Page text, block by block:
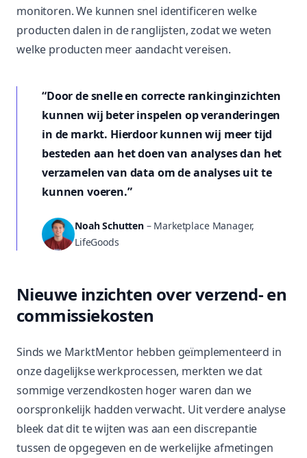
monitoren. We kunnen snel identificeren welke
producten dalen in de ranglijsten, zodat we weten
welke producten meer aandacht vereisen.
“Door de snelle en correcte rankinginzichten
kunnen wij beter inspelen op veranderingen
in de markt. Hierdoor kunnen wij meer tijd
besteden aan het doen van analyses dan het
verzamelen van data om de analyses uit te
kunnen voeren.”
Noah Schutten– Marketplace Manager,
LifeGoods
Nieuwe inzichten over verzend- en
commissiekosten
Sinds we MarktMentor hebben geïmplementeerd in
onze dagelijkse werkprocessen, merkten we dat
sommige verzendkosten hoger waren dan we
oorspronkelijk hadden verwacht. Uit verdere analyse
bleek dat dit te wijten was aan een discrepantie
tussen de opgegeven en de werkelijke afmetingen